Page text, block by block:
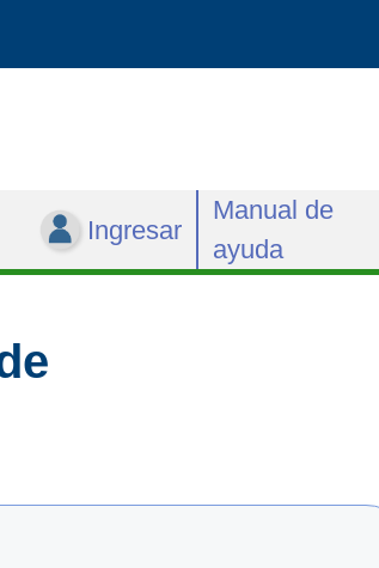
Ingresar
Manual de
ayuda